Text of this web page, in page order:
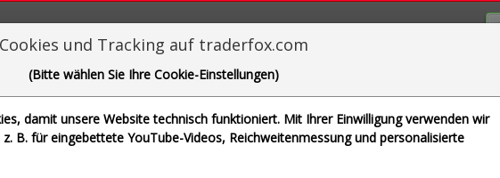
Werke AG und 1 weitere Aktie
Alle Aktien entfernen
Cookies und Tracking auf traderfox.com
(Bitte wählen Sie Ihre Cookie-Einstellungen)
damit unsere Website technisch funktioniert. Mit Ihrer Einwilligung verwenden wir
B. für eingebettete YouTube-Videos, Reichweitenmessung und personalisierte